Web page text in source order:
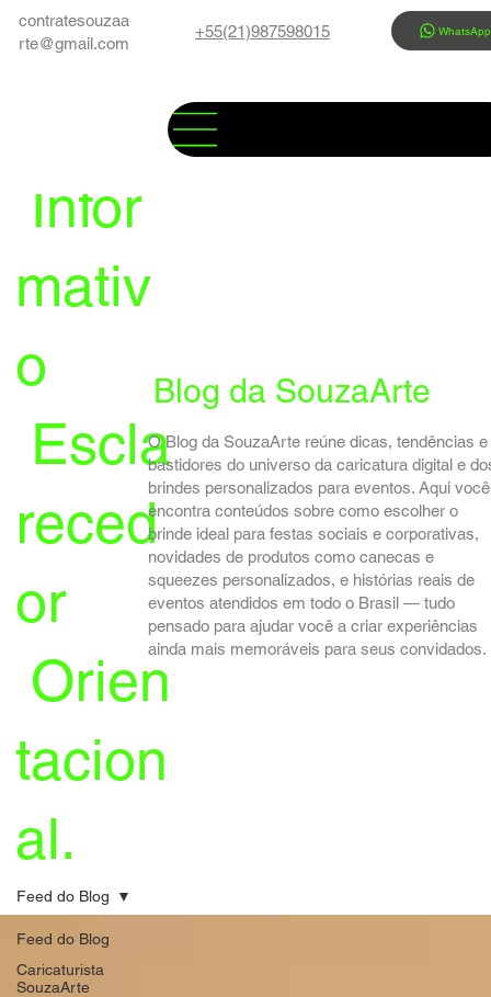
contratesouzaa
rte@gmail.com
+55(21)987598015 WhatsApp
Infor
mativ
o
Escla
reced
or
Orien
tacion
al.
Blog da SouzaArte
O Blog da SouzaArte reúne dicas, tendências e
bastidores do universo da caricatura digital e
brindes personalizados para eventos. Aqui você
encontra conteúdos sobre como escolher o
brinde ideal para festas sociais e corporativas,
novidades de produtos como canecas e
squeezes personalizados, e histórias reais de
eventos atendidos em todo o Brasil — tudo
pensado para ajudar você a criar experiências
ainda mais memoráveis para seus convidados.
Feed do Blog
Caricaturista
SouzaArte
Feed do Blog